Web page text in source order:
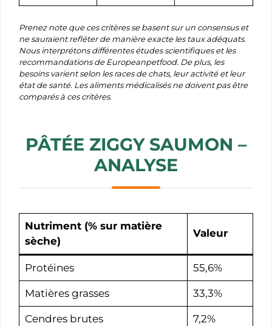
Prenez note que ces critères se basent sur un consensus et
ne sauraient refléter de manière exacte les taux adéquats.
Nous interprétons différentes études scientifiques et les
recommandations de Europeanpetfood. De plus, les
besoins varient selon les races de chats, leur activité et leur
état de santé. Les aliments médicalisés ne doivent pas être
comparés à ces critères.
PÂTÉE ZIGGY SAUMON –
ANALYSE
Nutriment (% sur matière
sèche)
Valeur
Protéines 55,6%
Matières grasses 33,3%
Cendres brutes 7,2%